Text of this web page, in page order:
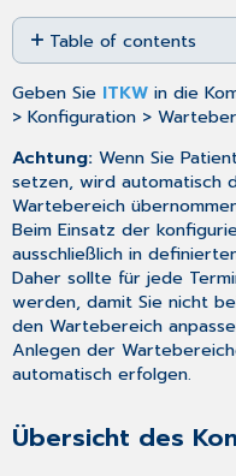
Save
as
PDF
Table of contents
des
Konfigurationsdialogs
Allgemeine
Einstellungs-
und
Konfigurierbare
Elemente
Wartebereiche
und
Räume
anlegen
konfigurieren
Geben Sie ITKW in die
> Konfiguration >
Achtung:Wenn Sie
setzen, wird automatisch
Wartebereich
Beim Einsatz der
ausschließlich in
Daher sollte für jede
werden, damit Sie nicht
den Wartebereich
Anlegen der
automatisch erfolgen.
Übersicht des